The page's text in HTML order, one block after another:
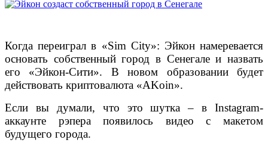
Когда переиграл в «Sim City»: Эйкон намеревается
основать собственный город в Сенегале и назвать
его «Эйкон-Сити». В новом образовании будет
действовать криптовалюта «AKoin».
Если вы думали, что это шутка – в Instagram-
аккаунте рэпера появилось видео с макетом
будущего города.